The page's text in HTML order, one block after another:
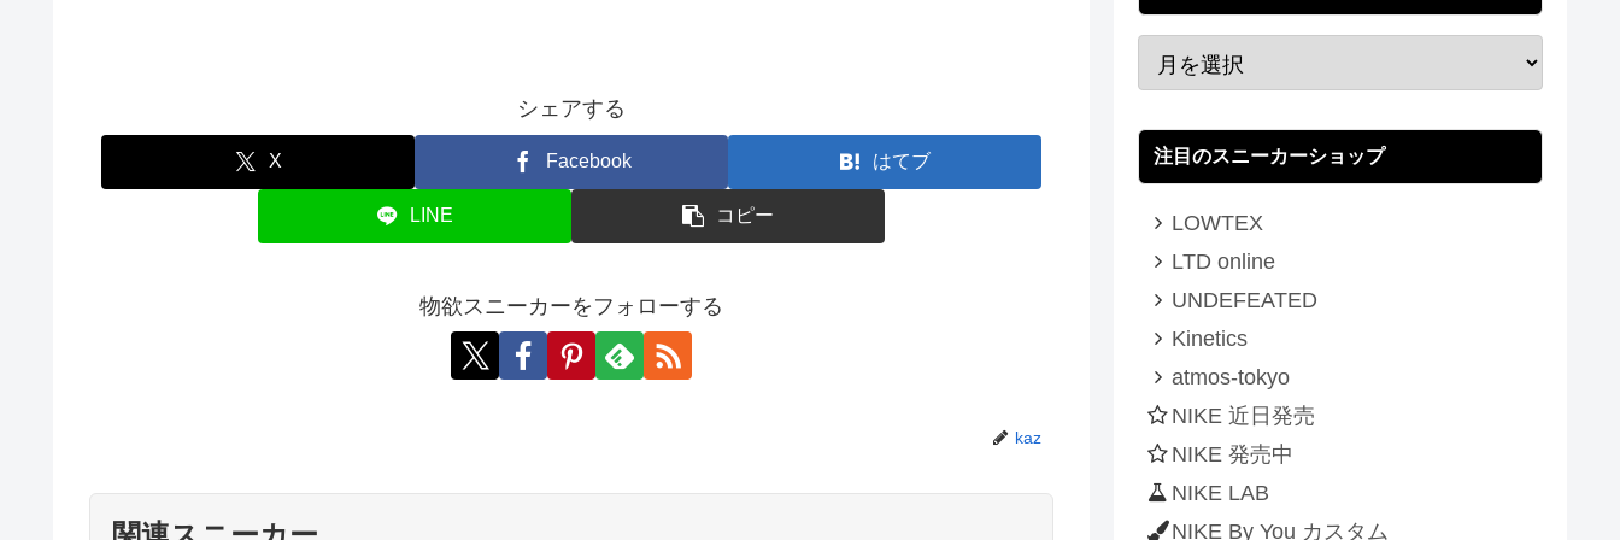
シェアする
X Facebook はてブ
LINE コピー
物欲スニーカーをフォローする
kaz
注目のスニーカーショップ
LOWTEX
LTD online
UNDEFEATED
Kinetics
atmos-tokyo
NIKE 近日発売
NIKE 発売中
NIKE LAB
NIKE By You カスタム